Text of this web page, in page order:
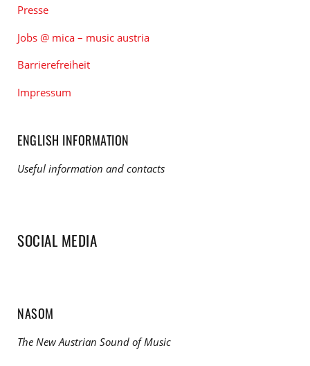
Presse
Jobs @ mica – music austria
Barrierefreiheit
Impressum
ENGLISH INFORMATION
Useful information and contacts
SOCIAL MEDIA
NASOM
The New Austrian Sound of Music